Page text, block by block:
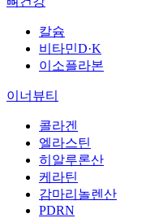
칼슘
비타민D·K
이소플라본
이너뷰티
콜라겐
엘라스틴
히알루론산
케라틴
감마리놀렌산
PDRN